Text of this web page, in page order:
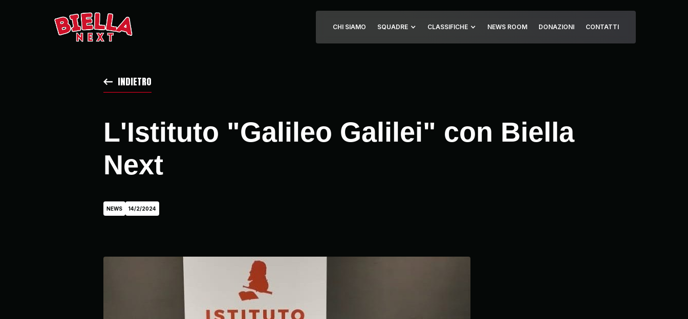
CHI SIAMO SQUADRE CLASSIFICHE NEWS ROOM DONAZIONI CONTATTI
INDIETRO
L'Istituto "Galileo Galilei" con Biella
Next
NEWS 14/2/2024